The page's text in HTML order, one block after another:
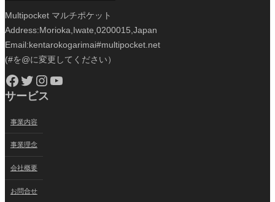
Multipocket マルチポケット
Address:Morioka,Iwate,0200015,Japan
Email:kentarokogarimai#multipocket.net
(#を@に変更してください）
Facebook Twitter Instagram YouTube
サービス
事業内容
事業理念
会社概要
お問合せ